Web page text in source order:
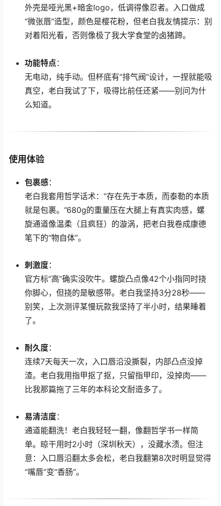
外壳是哑光黑+暗金logo，低调得像忍者。入口做成
“微张唇”造型，颜色是樱花粉，但老白我友情提示：别
对着阳光看，否则像极了我大学食堂的卤猪蹄。
功能特点 ：
无电动，纯手动。但杯底有“排气阀”设计，一捏就能吸
真空，老白我试了下，吸得比前任还紧——别问为什
么知道。
使用体验
包裹感：
老白我套用哲学话术：“存在先于本质，而泰勒的本质
就是包裹。”680g的重量压在大腿上有真实肉感，螺
旋通道像温柔（且疯狂）的漩涡，把老白我卷成康德
笔下的“物自体”。
刺激度：
官方标“高”确实没吹牛。螺旋凸点像42个小指同时挠
你脚心，但挠的是敏感带。老白我坚持3分28秒——
别笑，上次测评某慢玩款我坚持了半小时，结果睡着
了。
耐久度：
连续7天每天一次，入口唇沿没撕裂，内部凸点没掉
渣。老白我用指甲抠了抠，只留指甲印，没掉肉——
比我那篇拖了三年的本科论文耐造多了。
易清洁度：
通道能翻洗！老白我轻轻一翻，像翻哲学书一样简
单。晾干用时2小时（深圳秋天），没藏水渍。但注
意：入口唇沿翻太多会松，老白我翻第8次时明显觉得
“嘴唇”变“香肠”。